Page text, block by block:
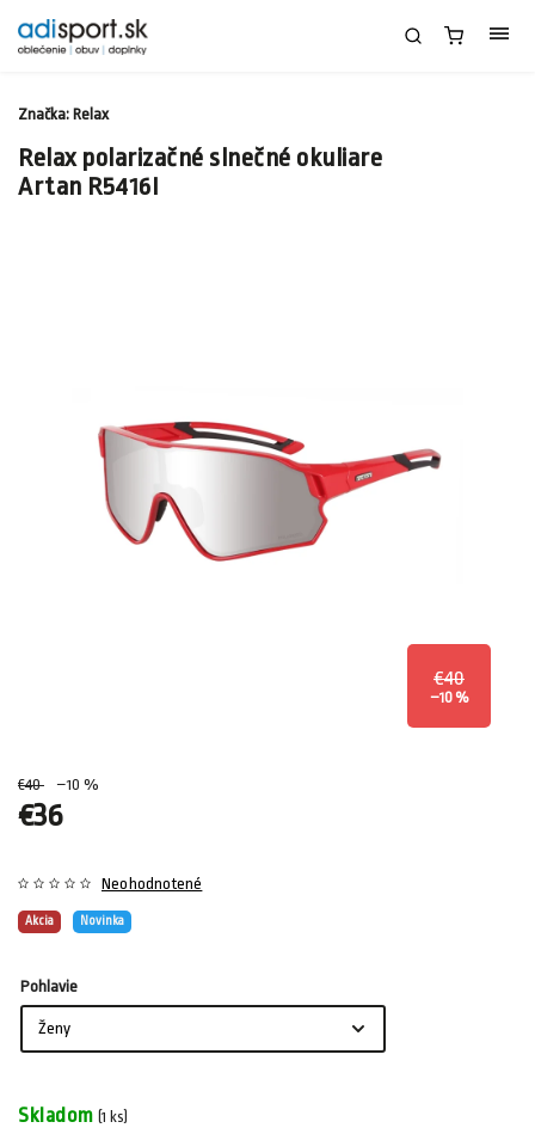
Relax polarizačné slnečné okuliare
Artan R5416I
€40
–10 %
€40 –10 %
€36
Akcia Novinka
Neohodnotené
Značka: Relax
Pohlavie
Skladom (1 ks)